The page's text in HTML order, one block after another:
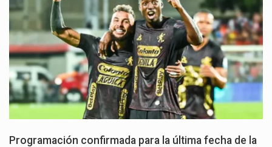
Programación confirmada para la última fecha de la